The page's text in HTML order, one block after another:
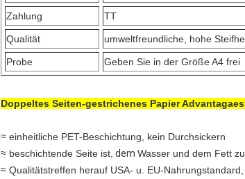
Zahlung TT
Qualität umweltfreundliche, hohe
Probe Geben Sie in der Größe A4 frei
Doppeltes Seiten-gestrichenes Papier
≈ einheitliche PET-Beschichtung, kein Durchsickern
≈ beschichtende Seite ist, dem Wasser und dem Fett
≈ Qualitätstreffen herauf USA- u. EU-